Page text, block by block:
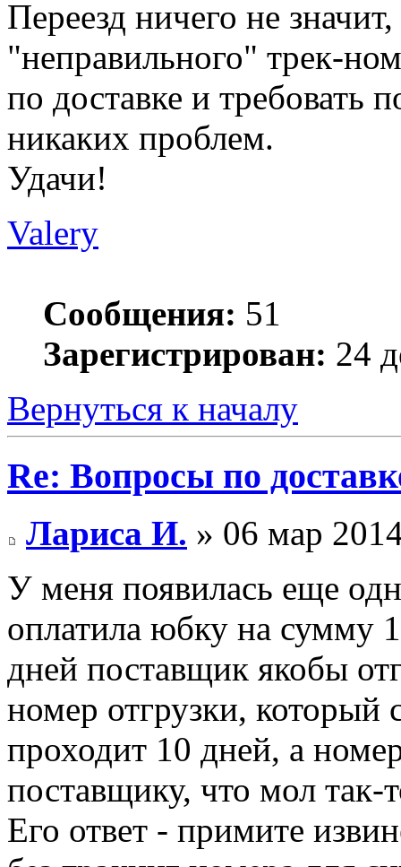
Переезд ничего не
"неправильного" трек-
по доставке и требовать
никаких проблем.
Удачи!
Valery
Сообщения: 51
Зарегистрирован: 24
Вернуться к началу
Re: Вопросы по
Лариса И. » 06 мар
У меня появилась еще
оплатила юбку на сумму
дней поставщик якобы
номер отгрузки, который
проходит 10 дней, а
поставщику, что мол так-
Его ответ - примите